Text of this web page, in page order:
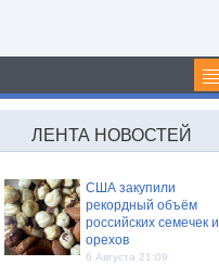
ЛЕНТА НОВОСТЕЙ
США закупили
рекордный объём
российских семечек и
орехов
6 Августа 21:09